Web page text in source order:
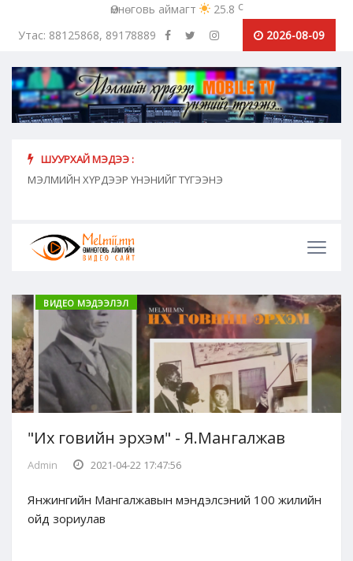
Өмнөговь аймагт 25.8 c
Утас: 88125868, 89178889
2026-08-09
ШУУРХАЙ МЭДЭЭ :
МЭЛМИЙН ХҮРДЭЭР ҮНЭНИЙГ ТҮГЭЭНЭ
ВИДЕО МЭДЭЭЛЭЛ
"Их говийн эрхэм" - Я.Мангалжав
Admin 2021-04-22 17:47:56
Янжингийн Мангалжавын мэндэлсэний 100 жилийн
ойд зориулав